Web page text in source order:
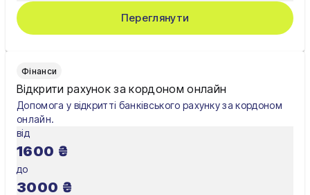
Переглянути
Фінанси
Відкрити рахунок за кордоном онлайн
Допомога у відкритті банківського рахунку за кордоном
онлайн.
від
1600 ₴
до
3000 ₴